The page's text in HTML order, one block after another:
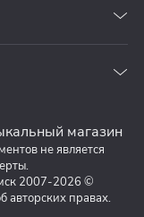
не является
2007-2026 ©
авторских правах.